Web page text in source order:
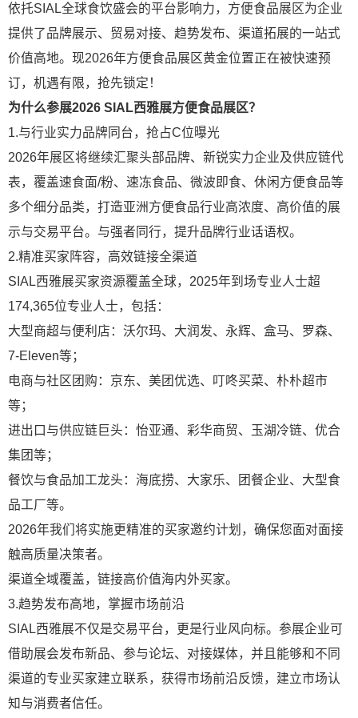
依托SIAL全球食饮盛会的平台影响力，方便食品展区为企业
提供了品牌展示、贸易对接、趋势发布、渠道拓展的一站式
价值高地。现2026年方便食品展区黄金位置正在被快速预
订，机遇有限，抢先锁定！
为什么参展2026 SIAL西雅展方便食品展区？
1.与行业实力品牌同台，抢占C位曝光
2026年展区将继续汇聚头部品牌、新锐实力企业及供应链代
表，覆盖速食面/粉、速冻食品、微波即食、休闲方便食品等
多个细分品类，打造亚洲方便食品行业高浓度、高价值的展
示与交易平台。与强者同行，提升品牌行业话语权。
2.精准买家阵容，高效链接全渠道
SIAL西雅展买家资源覆盖全球，2025年到场专业人士超
174,365位专业人士，包括：
大型商超与便利店：沃尔玛、大润发、永辉、盒马、罗森、
7-Eleven等；
电商与社区团购：京东、美团优选、叮咚买菜、朴朴超市
等；
进出口与供应链巨头：怡亚通、彩华商贸、玉湖冷链、优合
集团等；
餐饮与食品加工龙头：海底捞、大家乐、团餐企业、大型食
品工厂等。
2026年我们将实施更精准的买家邀约计划，确保您面对面接
触高质量决策者。
渠道全域覆盖，链接高价值海内外买家。
3.趋势发布高地，掌握市场前沿
SIAL西雅展不仅是交易平台，更是行业风向标。参展企业可
借助展会发布新品、参与论坛、对接媒体，并且能够和不同
渠道的专业买家建立联系，获得市场前沿反馈，建立市场认
知与消费者信任。